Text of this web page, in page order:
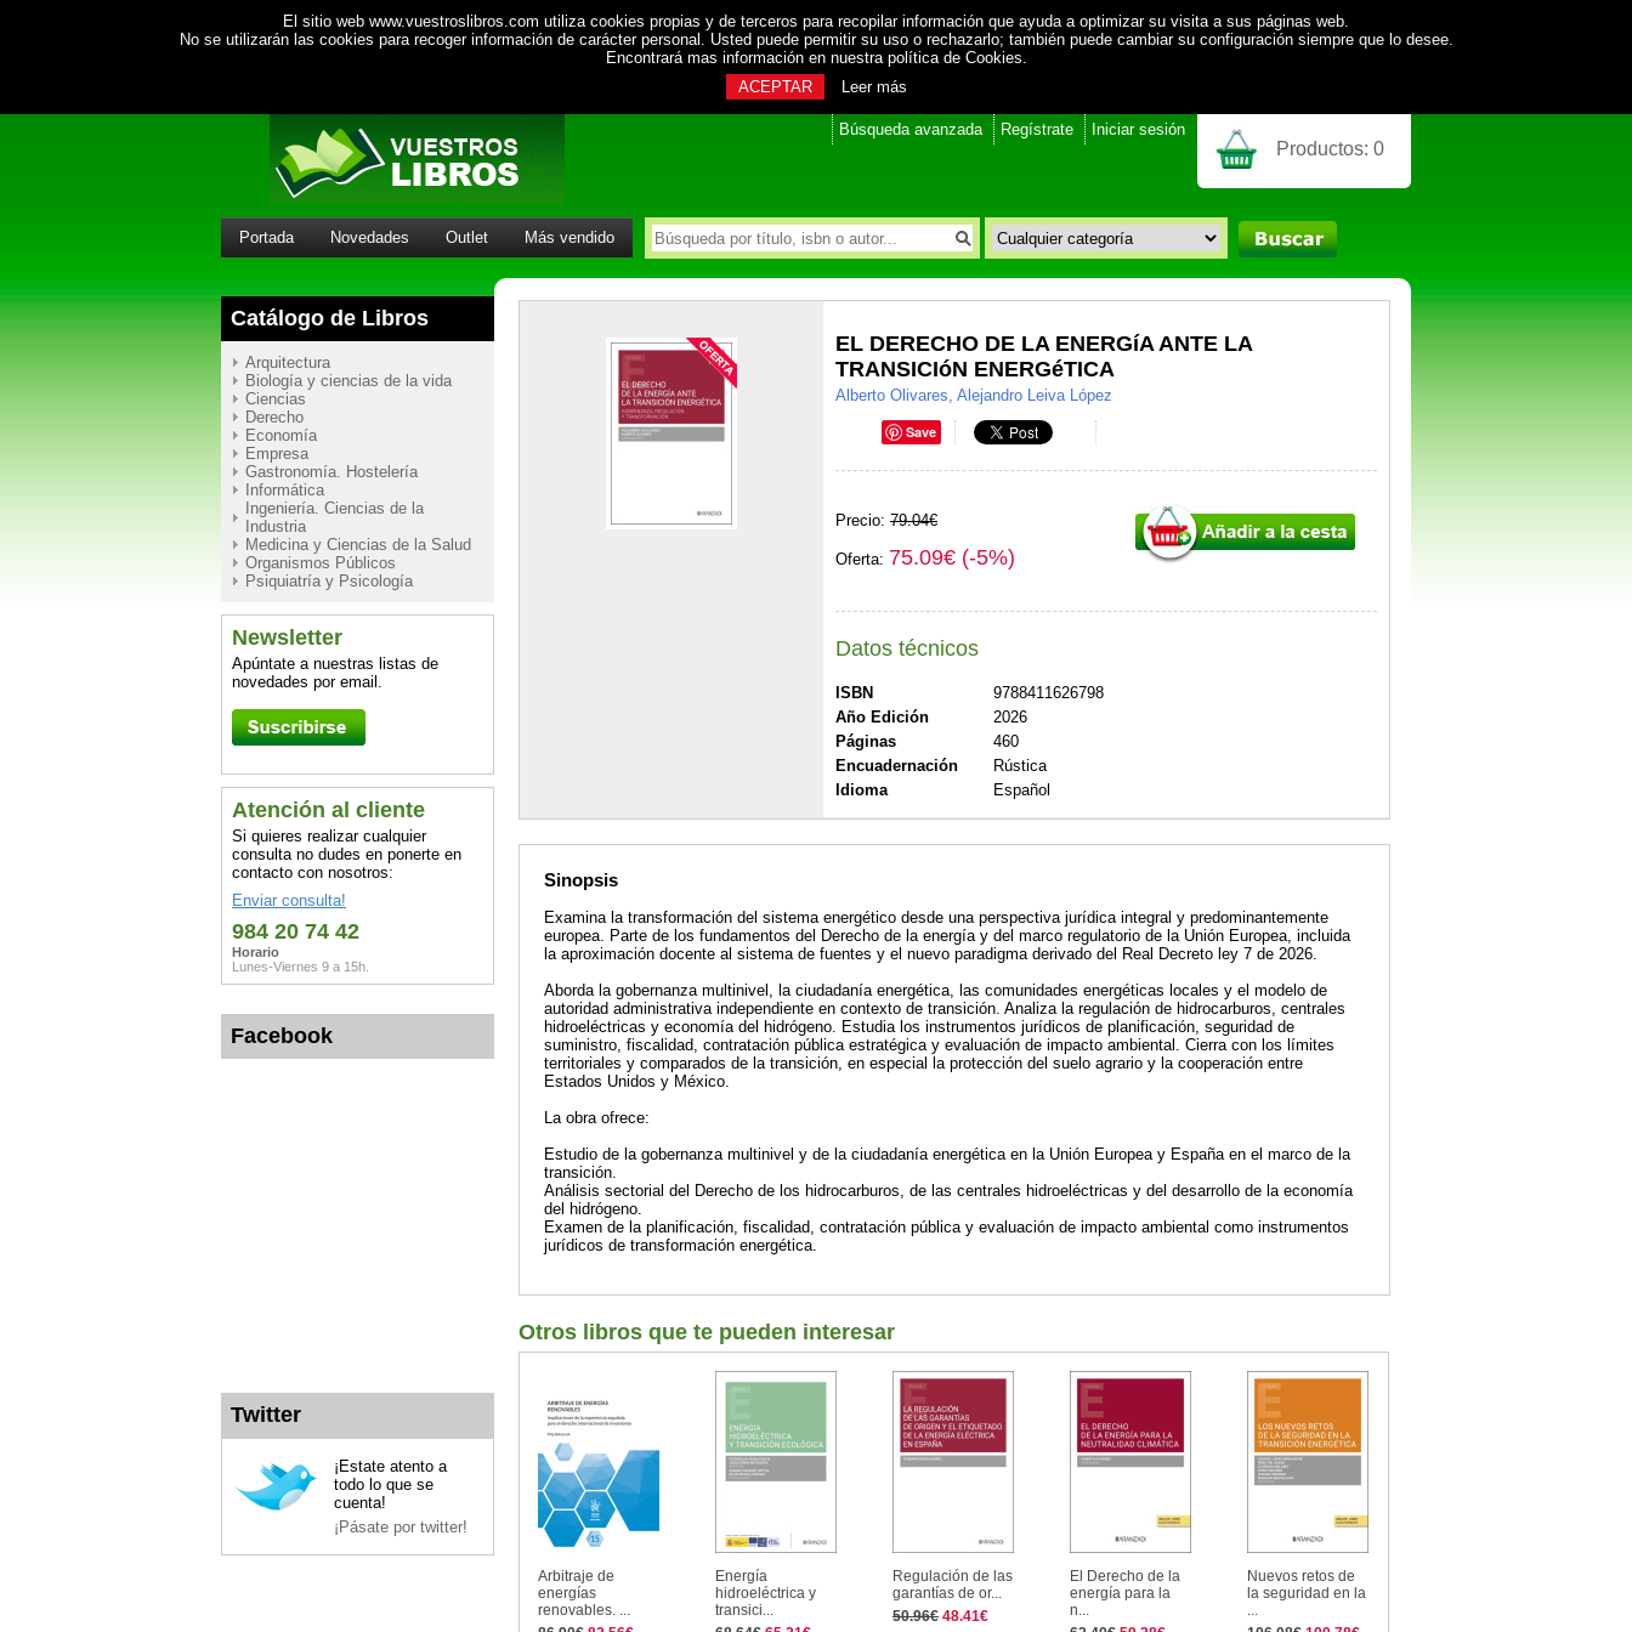
El sitio web www.vuestroslibros.com utiliza cookies propias y de terceros para recopilar información que ayuda a optimizar su visita a sus páginas web.
No se utilizarán las cookies para recoger información de carácter personal. Usted puede permitir su uso o rechazarlo; también puede cambiar su configuración siempre que lo desee.
Encontrará mas información en nuestra política de Cookies.
ACEPTAR
Leer más
Búsqueda avanzada Regístrate Iniciar sesión
Productos: 0
Portada Novedades Outlet Más vendido
Catálogo de Libros
Arquitectura
Biología y ciencias de la vida
Ciencias
Derecho
Economía
Empresa
Gastronomía. Hostelería
Informática
Ingeniería. Ciencias de la
Industria
Medicina y Ciencias de la Salud
Organismos Públicos
Psiquiatría y Psicología
Newsletter
Apúntate a nuestras listas de
novedades por email.
Atención al cliente
Si quieres realizar cualquier
consulta no dudes en ponerte en
contacto con nosotros:
Enviar consulta!
984 20 74 42
Horario
Lunes-Viernes 9 a 15h.
Facebook
Twitter
¡Estate atento a
todo lo que se
cuenta!
¡Pásate por twitter!
EL DERECHO DE LA ENERGíA ANTE LA
TRANSICIóN ENERGéTICA
Alberto Olivares, Alejandro Leiva López
Save
Precio: 79.04€
Oferta: 75.09€ (-5%)
Datos técnicos
ISBN
9788411626798
Año Edición
2026
Páginas
460
Encuadernación
Rústica
Idioma
Español
Sinopsis
Examina la transformación del sistema energético desde una perspectiva jurídica integral y predominantemente
europea. Parte de los fundamentos del Derecho de la energía y del marco regulatorio de la Unión Europea, incluida
la aproximación docente al sistema de fuentes y el nuevo paradigma derivado del Real Decreto ley 7 de 2026.
Aborda la gobernanza multinivel, la ciudadanía energética, las comunidades energéticas locales y el modelo de
autoridad administrativa independiente en contexto de transición. Analiza la regulación de hidrocarburos, centrales
hidroeléctricas y economía del hidrógeno. Estudia los instrumentos jurídicos de planificación, seguridad de
suministro, fiscalidad, contratación pública estratégica y evaluación de impacto ambiental. Cierra con los límites
territoriales y comparados de la transición, en especial la protección del suelo agrario y la cooperación entre
Estados Unidos y México.
La obra ofrece:
Estudio de la gobernanza multinivel y de la ciudadanía energética en la Unión Europea y España en el marco de la
transición.
Análisis sectorial del Derecho de los hidrocarburos, de las centrales hidroeléctricas y del desarrollo de la economía
del hidrógeno.
Examen de la planificación, fiscalidad, contratación pública y evaluación de impacto ambiental como instrumentos
jurídicos de transformación energética.
Otros libros que te pueden interesar
Arbitraje de
energías
renovables. ...
Energía
hidroeléctrica y
transici...
Regulación de las
garantías de or...
50.96€ 48.41€
El Derecho de la
energía para la
n...
Nuevos retos de
la seguridad en la
...